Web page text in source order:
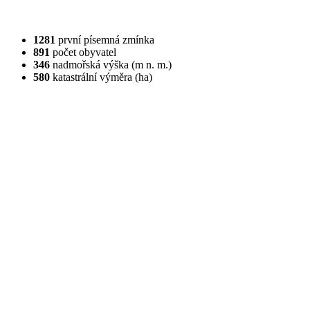
1281 první písemná zmínka
891 počet obyvatel
346 nadmořská výška (m n. m.)
580 katastrální výměra (ha)